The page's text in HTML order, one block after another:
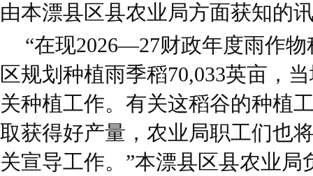
由本漂县区县农业局方面获知
“在现2026—27财政年度雨作
区规划种植雨季稻70,033英亩，
关种植工作。有关这稻谷的种植
取获得好产量，农业局职工们也
关宣导工作。”本漂县区县农业局